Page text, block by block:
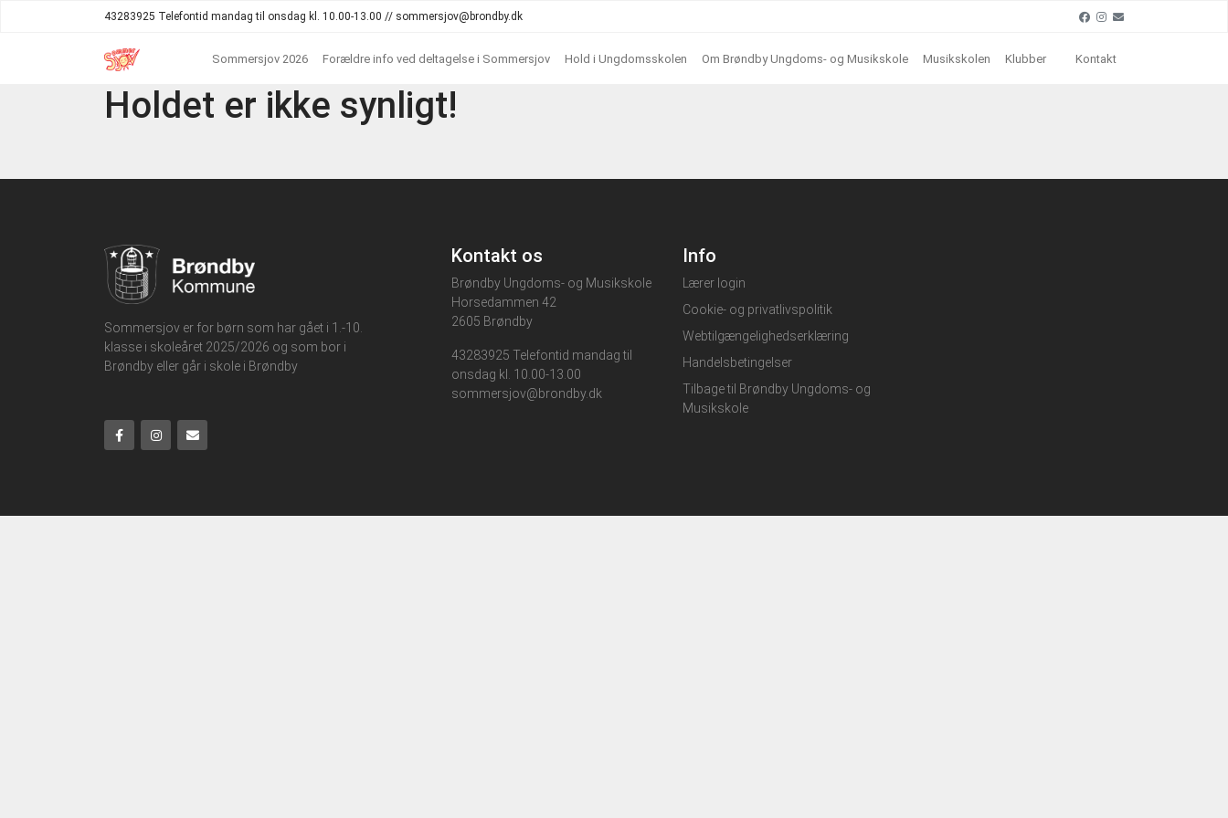
43283925 Telefontid mandag til onsdag kl. 10.00-13.00 // sommersjov@brondby.dk
Sommersjov 2026 Forældre info ved deltagelse i Sommersjov Hold i Ungdomsskolen Om Brøndby Ungdoms- og Musikskole Musikskolen Klubber Kontakt
Holdet er ikke synligt!
Sommersjov er for børn som har gået i 1.-10.
klasse i skoleåret 2025/2026 og som bor i
Brøndby eller går i skole i Brøndby
Kontakt os
Brøndby Ungdoms- og Musikskole
Horsedammen 42
2605 Brøndby
43283925 Telefontid mandag til
onsdag kl. 10.00-13.00
sommersjov@brondby.dk
Info
Lærer login
Cookie- og privatlivspolitik
Webtilgængelighedserklæring
Handelsbetingelser
Tilbage til Brøndby Ungdoms- og
Musikskole